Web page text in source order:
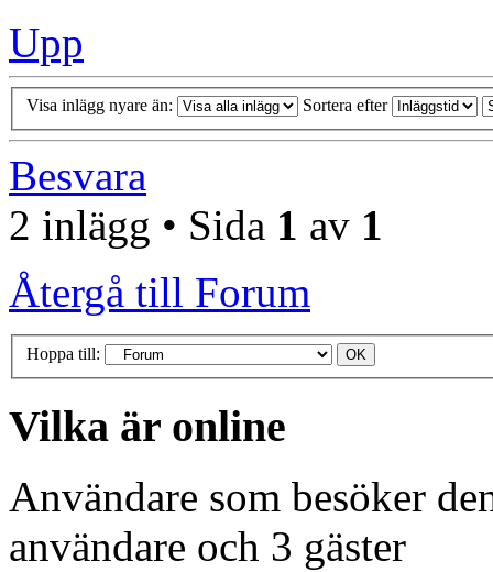
Upp
Visa inlägg nyare än: Sortera efter
Besvara
2 inlägg • Sida 1 av 1
Återgå till Forum
Hoppa till:
Vilka är online
Användare som besöker
användare och 3 gäster